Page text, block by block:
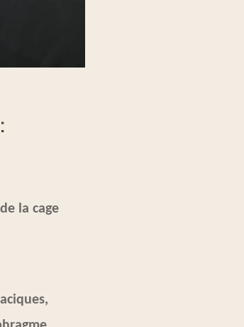
la cage